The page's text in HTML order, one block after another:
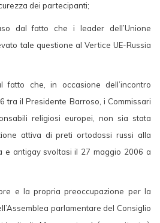
dei partecipanti;
dal fatto che i leader dell’Unione
tale questione al Vertice UE-Russia
fatto che, in occasione dell’incontro
tra il Presidente Barroso, i Commissari
religiosi europei, non sia stata
attiva di preti ortodossi russi alla
e antigay svoltasi il 27 maggio 2006 a
e la propria preoccupazione per la
parlamentare del Consiglio